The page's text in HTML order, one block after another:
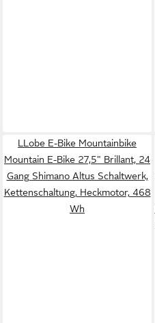
LLobe E-Bike Mountainbike
Mountain E-Bike 27,5" Brillant, 24
Gang Shimano Altus Schaltwerk,
Kettenschaltung, Heckmotor, 468
Wh